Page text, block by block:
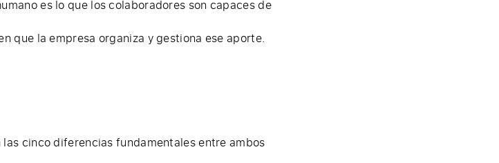
es lo que los colaboradores son capaces de
que la empresa organiza y gestiona ese aporte.
cinco diferencias fundamentales entre ambos